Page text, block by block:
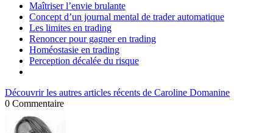
Maîtriser l’envie brulante
Concept d’un journal mental de trader automatique
Les limites en trading
Renoncer pour gagner en trading
Homéostasie en trading
Perception décalée du risque
Découvrir les autres articles récents de Caroline Domanine
0 Commentaire